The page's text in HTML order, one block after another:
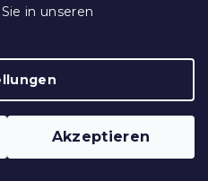
in unseren
Akzeptieren
CALMORA
Detail